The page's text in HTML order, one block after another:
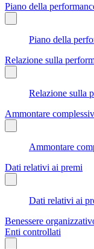
Piano della
Piano della
Relazione sulla
Relazione sulla
Ammontare
Ammontare
Dati relativi ai premi
Dati relativi ai
Benessere
Enti controllati